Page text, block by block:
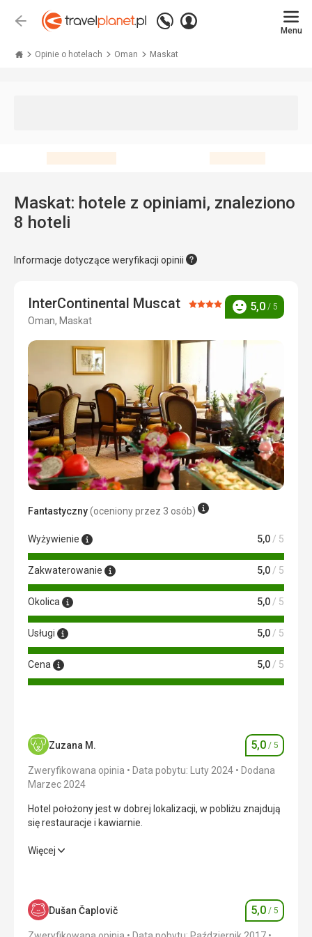
Wstecz
Zadzwoń
+48 71 771 76 55
Zaloguj
Menu
Opinie o hotelach Oman Maskat
Maskat: hotele z opiniami, znaleziono
8 hoteli
Informacje dotyczące weryfikacji opinii
InterContinental Muscat Ocena:
Oman, Maskat
Ocena
5,0 / 5
Fantastyczny(oceniony przez 3 osób)
Wyżywienie 5,0 / 5
Zakwaterowanie 5,0 / 5
Okolica 5,0 / 5
Usługi 5,0 / 5
Cena 5,0 / 5
Zuzana M. Ocena
5,0 / 5
Zweryfikowana opinia Data pobytu: Luty 2024
Dodana
Marzec 2024
Hotel położony jest w dobrej lokalizacji, w pobliżu znajdują
się restauracje i kawiarnie.
Hotel położony jest w dobrej lokalizacji, w pobliżu znajdują
Zakwaterowanie 5,0/ 5
Więcej
Dušan Čaplovič Ocena
5,0 / 5